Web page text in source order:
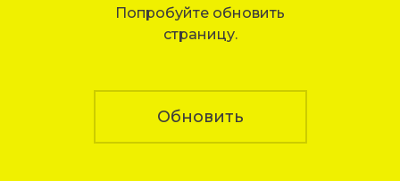
Попробуйте обновить
страницу.
Обновить